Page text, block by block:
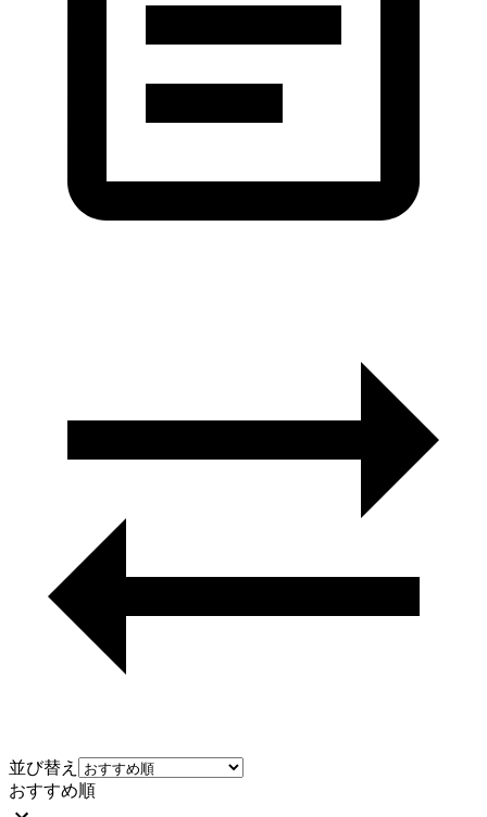
並び替え
おすすめ順